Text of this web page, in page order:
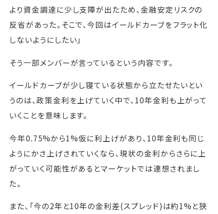
より資金調達に少し支障が出たため、金融安定リスクの
反省があった。そこで、今回はイールドカーブをフラット化
しないようにしたい」
そう一部メンバーが言っているという内容です。
イールドカーブが少し寝ている状態から立たせたいとい
うのは、政策金利を上げていく中で、10年金利も上がって
いくことを意味します。
今年0.75%から1%仮に利上げがあり、10年金利も同じ
ようにかさ上げされていくなら、現状の金利からさらに上
がっていく可能性があるとマーケットでは連想されまし
た。
また、「今の2年と10年の金利差(スプレッド)は約1%と狭